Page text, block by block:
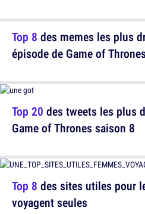
Top 20 des tweets les plus
Game of Thrones saison 8
Top 8 des memes les plus
épisode de Game of
Top 8 des sites utiles pour
voyagent seules